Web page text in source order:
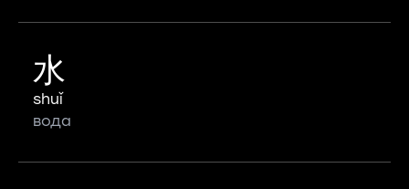
水
shuǐ
вода